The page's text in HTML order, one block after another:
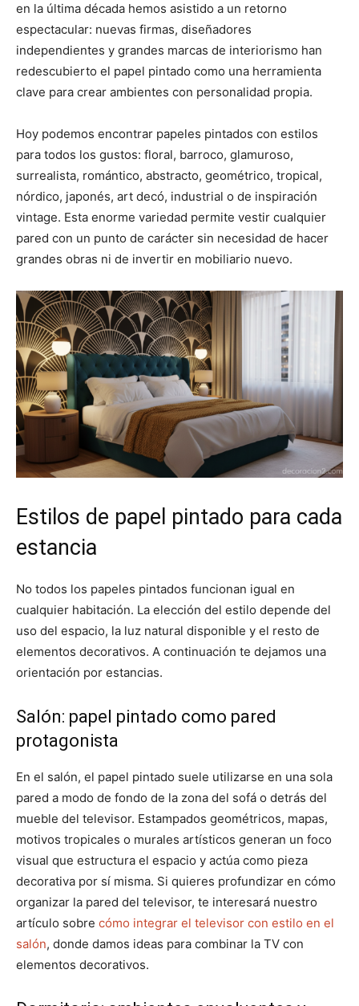
en la última década hemos asistido a un retorno
espectacular: nuevas firmas, diseñadores
independientes y grandes marcas de interiorismo han
redescubierto el papel pintado como una herramienta
clave para crear ambientes con personalidad propia.
Hoy podemos encontrar papeles pintados con estilos
para todos los gustos: floral, barroco, glamuroso,
surrealista, romántico, abstracto, geométrico, tropical,
nórdico, japonés, art decó, industrial o de inspiración
vintage. Esta enorme variedad permite vestir cualquier
pared con un punto de carácter sin necesidad de hacer
grandes obras ni de invertir en mobiliario nuevo.
Estilos de papel pintado para cada
estancia
No todos los papeles pintados funcionan igual en
cualquier habitación. La elección del estilo depende del
uso del espacio, la luz natural disponible y el resto de
elementos decorativos. A continuación te dejamos una
orientación por estancias.
Salón: papel pintado como pared
protagonista
En el salón, el papel pintado suele utilizarse en una sola
pared a modo de fondo de la zona del sofá o detrás del
mueble del televisor. Estampados geométricos, mapas,
motivos tropicales o murales artísticos generan un foco
visual que estructura el espacio y actúa como pieza
decorativa por sí misma. Si quieres profundizar en cómo
organizar la pared del televisor, te interesará nuestro
artículo sobre cómo integrar el televisor con estilo en el
salón, donde damos ideas para combinar la TV con
elementos decorativos.